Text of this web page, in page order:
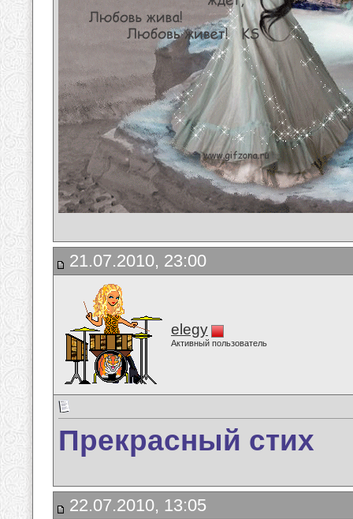
21.07.2010, 23:00
elegy
Активный пользователь
Прекрасный стих
22.07.2010, 13:05